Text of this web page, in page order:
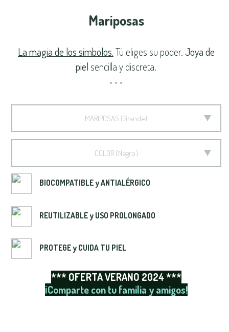
Mariposas
La magia de los símbolos. Tú eliges su poder. Joya de
piel sencilla y discreta.
MARIPOSAS Grande
COLOR Negro
BIOCOMPATIBLE y ANTIALÉRGICO
REUTILIZABLE y USO PROLONGADO
PROTEGE y CUIDA TU PIEL
*** OFERTA VERANO 2024 ***
¡Comparte con tu familia y amigos!